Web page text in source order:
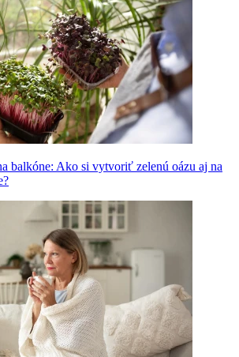
balkóne: Ako si vytvoriť zelenú oázu aj na